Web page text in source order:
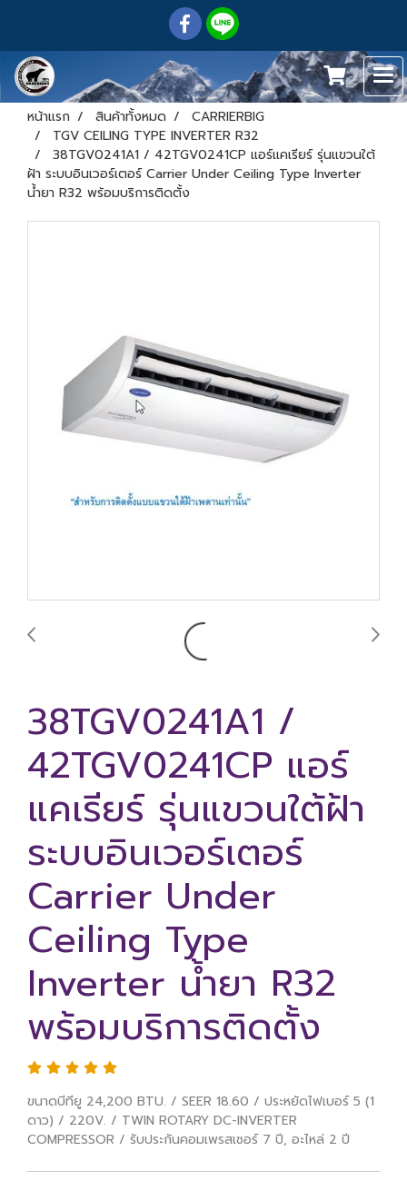
หน้าแรก สินค้าทั้งหมด
CARRIERBIG
TGV CEILING TYPE INVERTER R32
38TGV0241A1 / 42TGV0241CP แอร์แคเรียร์ รุ่นแขวนใต้
ฝ้า ระบบอินเวอร์เตอร์ Carrier Under Ceiling Type Inverter
น้ำยา R32 พร้อมบริการติดตั้ง
38TGV0241A1 /
42TGV0241CP แอร์
แคเรียร์ รุ่นแขวนใต้ฝ้า
ระบบอินเวอร์เตอร์
Carrier Under
Ceiling Type
Inverter น้ำยา R32
พร้อมบริการติดตั้ง
ขนาดบีทียู 24,200 BTU. / SEER 18.60 / ประหยัดไฟเบอร์ 5 (1
ดาว) / 220V. / TWIN ROTARY DC-INVERTER
COMPRESSOR / รับประกันคอมเพรสเซอร์ 7 ปี, อะไหล่ 2 ปี